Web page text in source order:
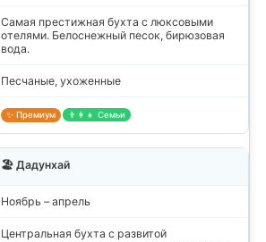
Самая престижная бухта с люксовыми
отелями. Белоснежный песок, бирюзовая
вода.
Песчаные, ухоженные
✨ Премиум 👨‍👩‍👧 Семьи
🏖️ Дадунхай
Ноябрь – апрель
Центральная бухта с развитой